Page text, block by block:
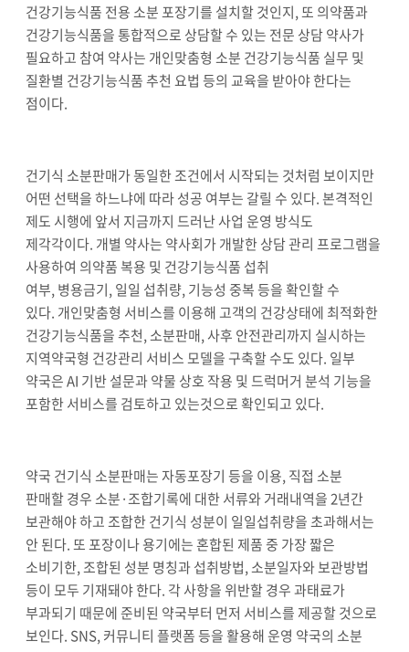
건강기능식품 전용 소분 포장기를 설치할 것인지,또 의약품과
건강기능식품을 통합적으로 상담할 수 있는 전문 상담 약사가
필요하고 참여 약사는 개인맞춤형 소분 건강기능식품 실무 및
질환별 건강기능식품 추천 요법 등의 교육을 받아야 한다는
점이다.
건기식 소분판매가 동일한 조건에서 시작되는 것처럼 보이지만
어떤 선택을 하느냐에 따라 성공 여부는 갈릴 수 있다.본격적인
제도 시행에 앞서 지금까지 드러난 사업 운영 방식도
제각각이다. 개별 약사는 약사회가 개발한 상담 관리 프로그램을
사용하여 의약품 복용 및 건강기능식품 섭취
여부, 병용금기, 일일 섭취량, 기능성 중복 등을 확인할 수
있다. 개인맞춤형 서비스를 이용해 고객의 건강상태에 최적화한
건강기능식품을 추천,소분판매,사후 안전관리까지 실시하는
지역약국형 건강관리 서비스 모델을 구축할 수도 있다. 일부
약국은AI 기반 설문과 약물 상호 작용 및 드럭머거 분석 기능을
포함한 서비스를 검토하고 있는것으로 확인되고 있다.
약국 건기식 소분판매는 자동포장기 등을 이용, 직접 소분
판매할 경우 소분·조합기록에 대한 서류와 거래내역을2년간
보관해야 하고 조합한 건기식 성분이 일일섭취량을 초과해서는
안 된다.또 포장이나 용기에는 혼합된 제품 중 가장 짧은
소비기한,조합된 성분 명칭과 섭취방법,소분일자와 보관방법
등이 모두 기재돼야 한다. 각 사항을 위반할 경우 과태료가
부과되기 때문에 준비된 약국부터 먼저 서비스를 제공할 것으로
보인다. SNS, 커뮤니티 플랫폼 등을 활용해 운영 약국의 소분